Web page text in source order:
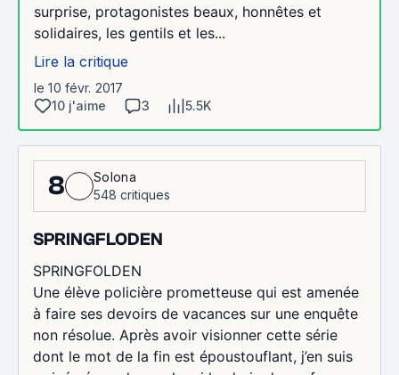
surprise, protagonistes beaux, honnêtes et
solidaires, les gentils et les...
Lire la critique
le 10 févr. 2017
10 j'aime
3 5.5K
8
Solona
548 critiques
SPRINGFLODEN
SPRINGFOLDEN
Une élève policière prometteuse qui est amenée
à faire ses devoirs de vacances sur une enquête
non résolue. Après avoir visionner cette série
dont le mot de la fin est époustouflant, j’en suis